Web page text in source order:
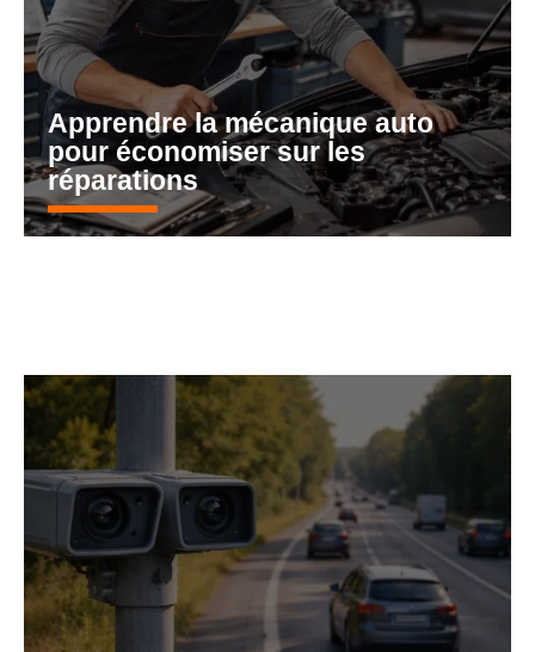
Apprendre la mécanique auto
pour économiser sur les
réparations